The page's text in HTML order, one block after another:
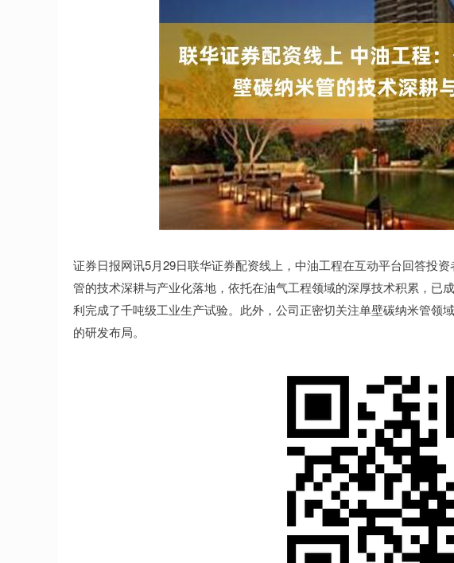
证券日报网讯5月29日联华证券配资线上，中油工程在互动平台回答投
管的技术深耕与产业化落地，依托在油气工程领域的深厚技术积累，已
利完成了千吨级工业生产试验。此外，公司正密切关注单壁碳纳米管领
的研发布局。